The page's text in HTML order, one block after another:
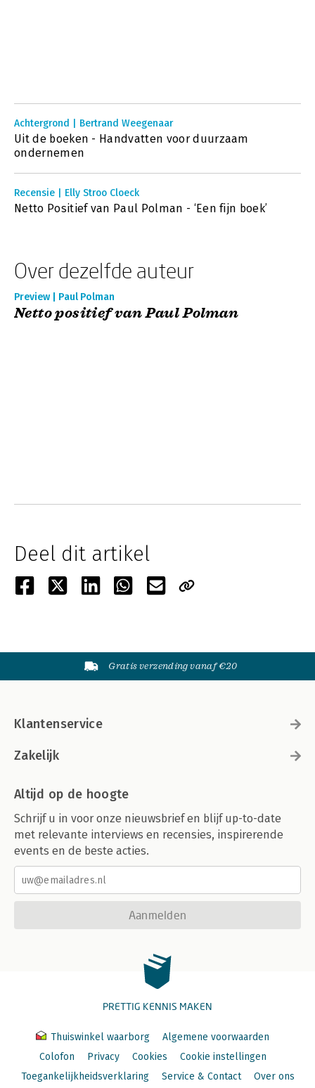
Achtergrond | Bertrand Weegenaar
Uit de boeken - Handvatten voor duurzaam
ondernemen
Recensie | Elly Stroo Cloeck
Netto Positief van Paul Polman - ‘Een fijn boek’
Over dezelfde auteur
Preview | Paul Polman
Netto positief van Paul Polman
Deel dit artikel
Gratis verzending vanaf €20
Klantenservice
Zakelijk
Altijd op de hoogte
Schrijf u in voor onze nieuwsbrief en blijf up-to-date
met relevante interviews en recensies, inspirerende
events en de beste acties.
Aanmelden
PRETTIG KENNIS MAKEN
Thuiswinkel waarborg
Algemene voorwaarden
Colofon
Privacy Cookies
Cookie instellingen
Toegankelijkheidsverklaring
Service & Contact Over ons